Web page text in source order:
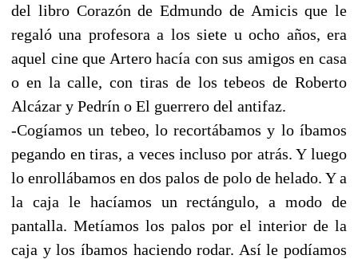
del libro Corazón de Edmundo de Amicis que le
regaló una profesora a los siete u ocho años, era
aquel cine que Artero hacía con sus amigos en casa
o en la calle, con tiras de los tebeos de Roberto
Alcázar y Pedrín o El guerrero del antifaz.
-Cogíamos un tebeo, lo recortábamos y lo íbamos
pegando en tiras, a veces incluso por atrás. Y luego
lo enrollábamos en dos palos de polo de helado. Y a
la caja le hacíamos un rectángulo, a modo de
pantalla. Metíamos los palos por el interior de la
caja y los íbamos haciendo rodar. Así le podíamos